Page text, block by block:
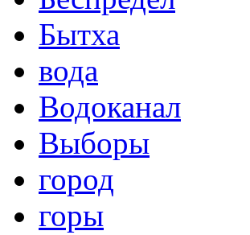
Бытха
вода
Водоканал
Выборы
город
горы